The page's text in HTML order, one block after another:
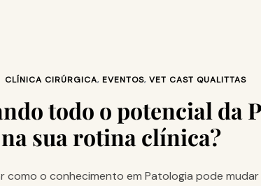
CLÍNICA CIRÚRGICA, EVENTOS, VET CAST QUALITTAS
todo o potencial da
sua rotina clínica?
como o conhecimento em Patologia pode